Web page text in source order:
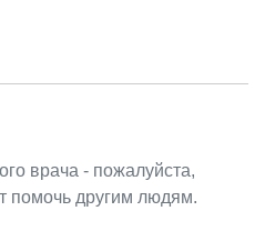
врача - пожалуйста,
помочь другим людям.